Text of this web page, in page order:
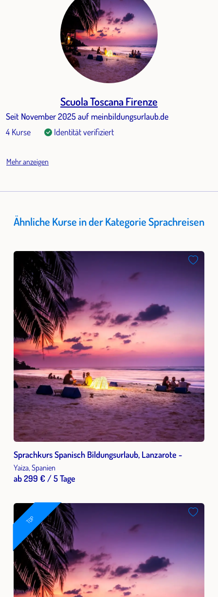
Scuola Toscana Firenze
Seit November 2025 auf meinbildungsurlaub.de
4 Kurse
Identität verifiziert
Mehr anzeigen
Ähnliche Kurse in der Kategorie Sprachreisen
Sprachkurs Spanisch Bildungsurlaub, Lanzarote -
Yaiza, Spanien
ab 299 € / 5 Tage
TOP